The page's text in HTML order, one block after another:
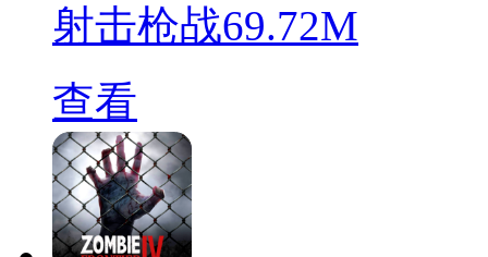
射击枪战69.72M
查看